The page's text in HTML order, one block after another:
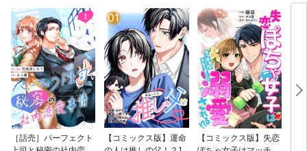
［話売］パーフェクト
【コミックス版】運命
【コミックス版】失恋